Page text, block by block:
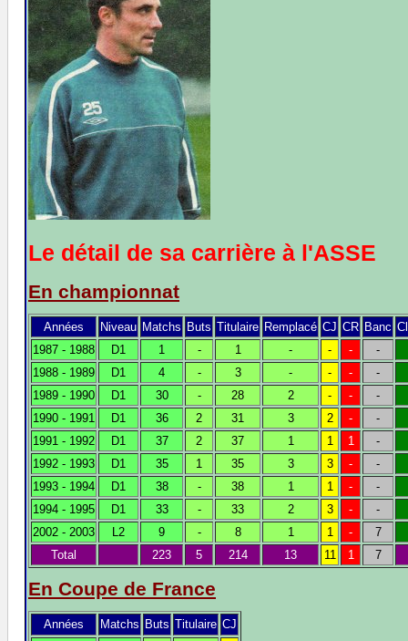
Le détail de sa carrière à l'ASSE
En championnat
Années Niveau Matchs Buts Titulaire Remplacé CJ CR Banc
1987 - 1988
D1 1 - 1 - - -
-
1988 - 1989
D1 4 - 3 - - -
-
1989 - 1990
D1 30 - 28 2 - -
-
1990 - 1991
D1 36 2 31 3 2 -
-
1991 - 1992
D1 37 2 37 1 1 1
-
1992 - 1993
D1 35 1 35 3 3 -
-
1993 - 1994
D1 38 - 38 1 1 -
-
1994 - 1995
D1 33 - 33 2 3 -
-
2002 - 2003
L2 9 - 8 1 1 -
7
Total
223 5 214 13 11 1 7
En Coupe de France
Années Matchs Buts Titulaire CJ